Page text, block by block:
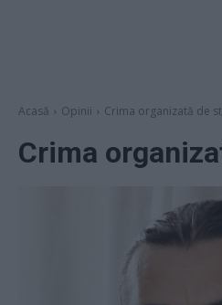
Acasă Opinii Crima organizată de
Crima